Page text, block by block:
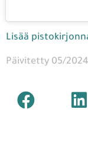
Lisää
Päivitetty 05/2024